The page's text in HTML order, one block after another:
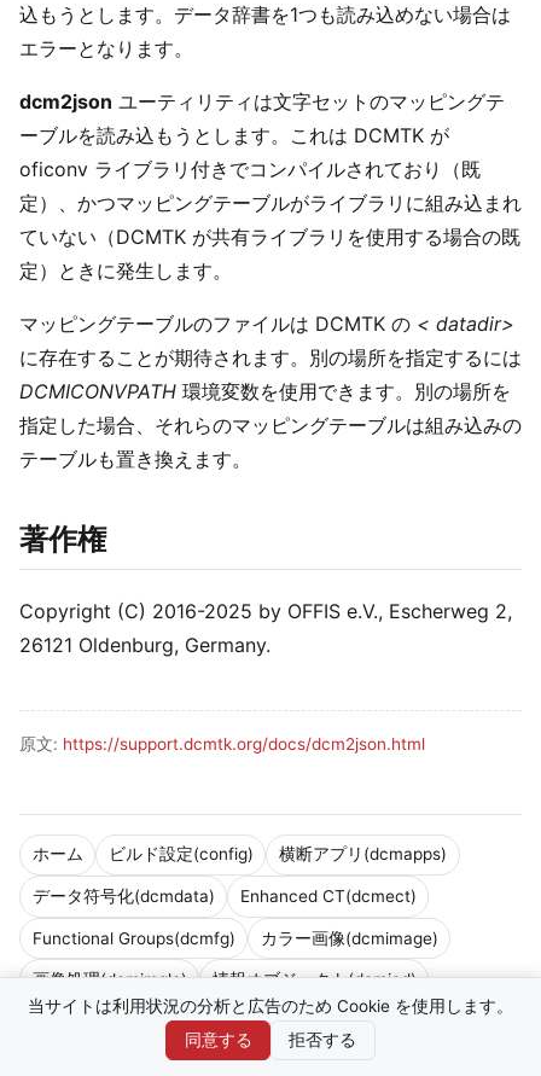
ホーム ビルド設定(config) 横断アプリ(dcmapps)
データ符号化(dcmdata) Enhanced CT(dcmect)
Functional Groups(dcmfg) カラー画像(dcmimage)
画像処理(dcmimgle) 情報オブジェクト(dcmiod)
JPEG圧縮(dcmjpeg) JPEG-LS圧縮(dcmjpls)
ネットワーク(dcmnet) Parametric Map(dcmpmap)
込もうとします。データ辞書を1つも読み込めない場合は
エラーとなります。
dcm2json ユーティリティは文字セットのマッピングテ
ーブルを読み込もうとします。これは DCMTK が
oficonv ライブラリ付きでコンパイルされており（既
定）、かつマッピングテーブルがライブラリに組み込まれ
ていない（DCMTK が共有ライブラリを使用する場合の既
定）ときに発生します。
マッピングテーブルのファイルは DCMTK の < datadir>
に存在することが期待されます。別の場所を指定するには
DCMICONVPATH 環境変数を使用できます。別の場所を
指定した場合、それらのマッピングテーブルは組み込みの
テーブルも置き換えます。
著作権
Copyright (C) 2016-2025 by OFFIS e.V., Escherweg 2,
26121 Oldenburg, Germany.
原文: https://support.dcmtk.org/docs/dcm2json.html
当サイトは利用状況の分析と広告のため Cookie を使用します。
同意する 拒否する